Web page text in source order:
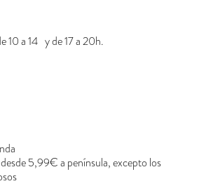
10 a 14 y de 17 a 20h.
5,99€ a península, excepto los